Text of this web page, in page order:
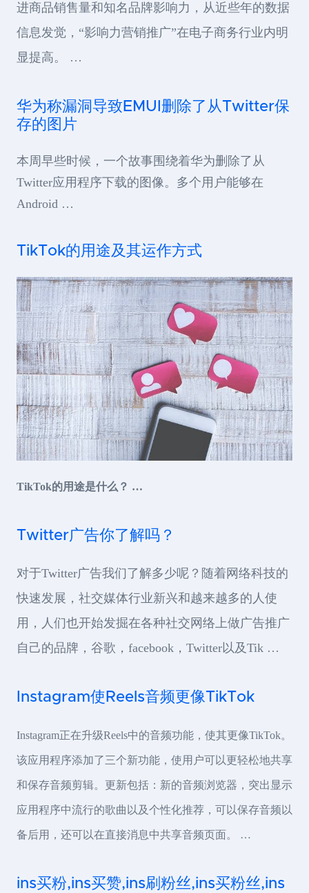
进商品销售量和知名品牌影响力，从近些年的数据
信息发觉，“影响力营销推广”在电子商务行业内明
显提高。 …
华为称漏洞导致EMUI删除了从Twitter保
存的图片
本周早些时候，一个故事围绕着华为删除了从
Twitter应用程序下载的图像。多个用户能够在
Android …
TikTok的用途及其运作方式
TikTok的用途是什么？ …
Twitter广告你了解吗？
对于Twitter广告我们了解多少呢？随着网络科技的
快速发展，社交媒体行业新兴和越来越多的人使
用，人们也开始发掘在各种社交网络上做广告推广
自己的品牌，谷歌，facebook，Twitter以及Tik …
Instagram使Reels音频更像TikTok
Instagram正在升级Reels中的音频功能，使其更像TikTok。
该应用程序添加了三个新功能，使用户可以更轻松地共享
和保存音频剪辑。更新包括：新的音频浏览器，突出显示
应用程序中流行的歌曲以及个性化推荐，可以保存音频以
备后用，还可以在直接消息中共享音频页面。 …
ins买粉,ins买赞,ins刷粉丝,ins买粉丝,ins